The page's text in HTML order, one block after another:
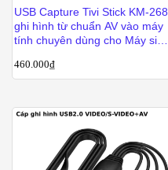
USB Capture Tivi Stick KM-268
ghi hình từ chuẩn AV vào máy
tính chuyên dùng cho Máy siêu
460.000₫